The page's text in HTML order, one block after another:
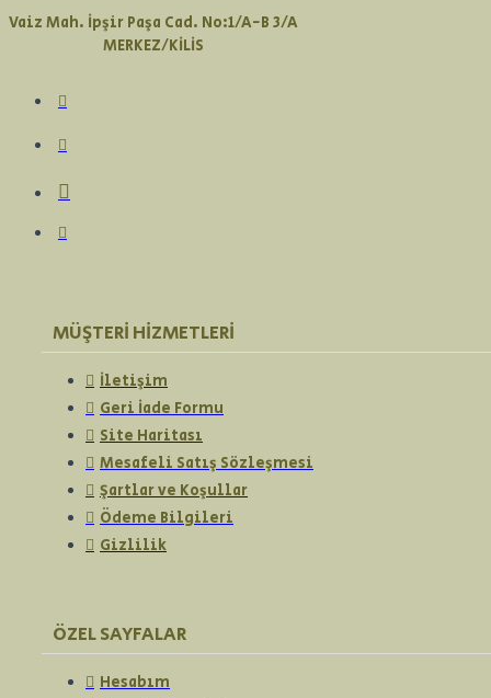
Vaiz Mah. İpşir Paşa Cad. No:1/A-B 3/A
MERKEZ/KİLİS
MÜŞTERI HIZMETLERI
İletişim
Geri İade Formu
Site Haritası
Mesafeli Satış Sözleşmesi
Şartlar ve Koşullar
Ödeme Bilgileri
Gizlilik
ÖZEL SAYFALAR
Hesabım